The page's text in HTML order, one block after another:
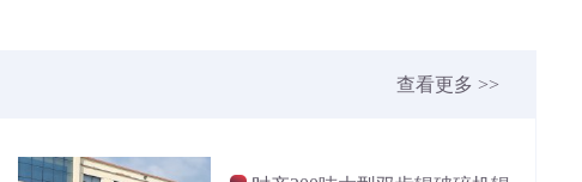
查看更多 >>